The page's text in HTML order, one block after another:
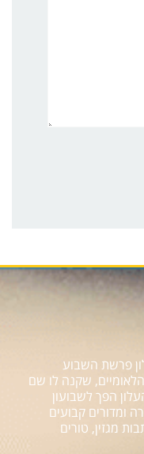
הוקם עלון פרשת השבוע
שקנה לו שם
הפך לשבועון
ומדורים קבועים
מגזין, טורים